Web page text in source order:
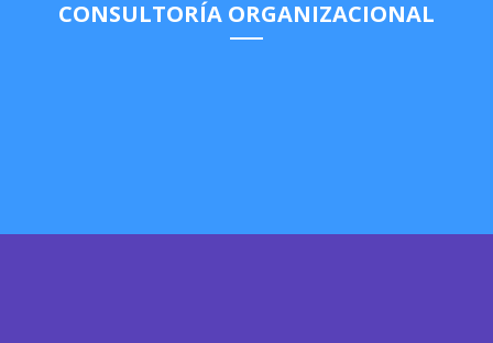
CONSULTORÍA ORGANIZACIONAL